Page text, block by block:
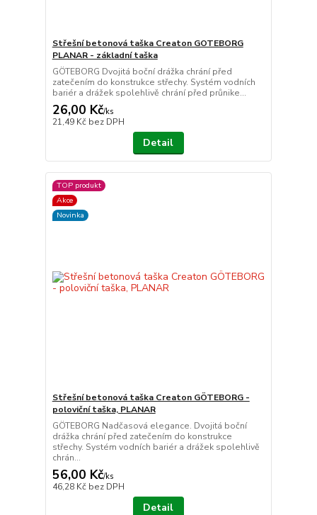
Střešní betonová taška Creaton GOTEBORG
PLANAR - základní taška
GÖTEBORG Dvojitá boční drážka chrání před
zatečením do konstrukce střechy. Systém vodních
bariér a drážek spolehlivě chrání před průnike...
26,00 Kč/ks
21,49 Kč bez DPH
Detail
TOP produkt
Akce
Novinka
Střešní betonová taška Creaton GÖTEBORG -
poloviční taška, PLANAR
GÖTEBORG Nadčasová elegance. Dvojitá boční
drážka chrání před zatečením do konstrukce
střechy. Systém vodních bariér a drážek spolehlivě
chrán...
56,00 Kč/ks
46,28 Kč bez DPH
Detail